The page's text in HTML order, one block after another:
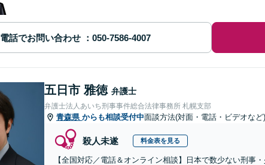
電話でお問い合わせ
五日市 雅徳 弁護士
弁護士法人あいち刑事事件総合法律事務所 札幌支部
青森県 からも相談受付中面談方法(対面・電話・ビデオなど
殺人未遂 料金表を見る
【全国対応／電話＆オンライン相談】日本で数少ない刑事